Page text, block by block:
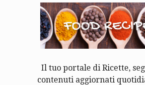
Il tuo portale di Ricette,
contenuti aggiornati